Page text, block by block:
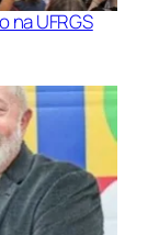
na UFRGS